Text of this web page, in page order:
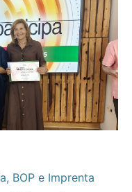
BOP e Imprenta